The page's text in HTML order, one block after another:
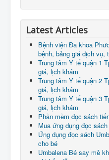
Latest Articles
Bệnh viện Đa khoa
bệnh, bảng giá dịch vụ,
Trung tâm Y tế quận 1
giá, lịch khám
Trung tâm Y tế quận 2
giá, lịch khám
Trung tâm Y tế quận 3
giá, lịch khám
Phần mềm đọc sách
Mua ứng dụng đọc
Ứng dụng đọc sách
cho bé
Umbalena Bé say mê